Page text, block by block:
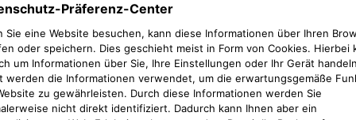
(B) System aus einer Hand an
der Produkte gaben den Ausschlag bei
der Alz. Sika konnte zudem die Vorgabe
Präferenz-Center
Sie eine Website besuchen, kann diese Informationen über Ihren
oder speichern. Dies geschieht meist in Form von Cookies. Hierbei
um Informationen über Sie, Ihre Einstellungen oder Ihr Gerät
werden die Informationen verwendet, um die erwartungsgemäße
zu gewährleisten. Durch diese Informationen werden Sie
nicht direkt identifiziert. Dadurch kann Ihnen aber ein